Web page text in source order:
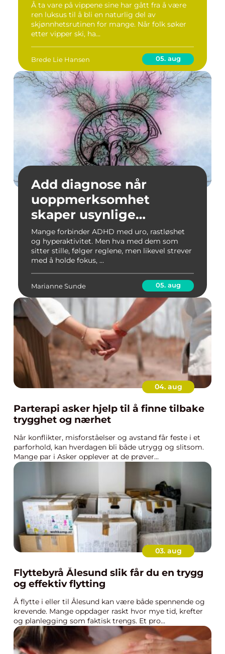
Å ta vare på vippene sine har gått fra å være
ren luksus til å bli en naturlig del av
skjønnhetsrutinen for mange. Når folk søker
etter vipper ski, ha...
Brede Lie Hansen 05. aug
Add diagnose når
uoppmerksomhet
skaper usynlige
hindringer
Mange forbinder ADHD med uro, rastløshet
og hyperaktivitet. Men hva med dem som
sitter stille, følger reglene, men likevel strever
med å holde fokus, ...
Marianne Sunde 05. aug
04. aug
Parterapi asker hjelp til å finne tilbake
trygghet og nærhet
Når konflikter, misforståelser og avstand får feste i et
parforhold, kan hverdagen bli både utrygg og slitsom.
Mange par i Asker opplever at de prøver...
03. aug
Flyttebyrå Ålesund slik får du en trygg
og effektiv flytting
Å flytte i eller til Ålesund kan være både spennende og
krevende. Mange oppdager raskt hvor mye tid, krefter
og planlegging som faktisk trengs. Et pro...